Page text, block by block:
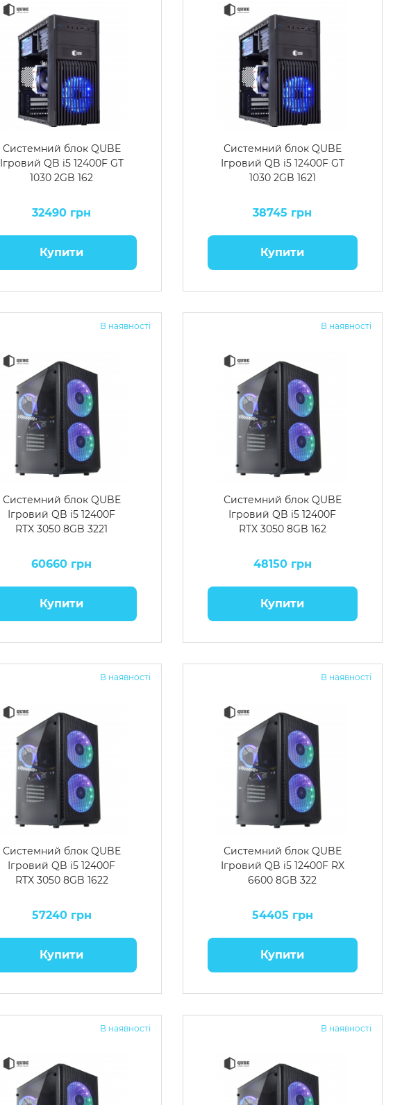
Системний блок QUBE
Ігровий QB i5 12400F GT
1030 2GB 162
32490 грн
Купити
Системний блок QUBE
Ігровий QB i5 12400F GT
1030 2GB 1621
38745 грн
Купити
В наявності
Системний блок QUBE
Ігровий QB i5 12400F
RTX 3050 8GB 3221
60660 грн
Купити
В наявності
Системний блок QUBE
Ігровий QB i5 12400F
RTX 3050 8GB 162
48150 грн
Купити
В наявності
Системний блок QUBE
Ігровий QB i5 12400F
RTX 3050 8GB 1622
57240 грн
Купити
В наявності
Системний блок QUBE
Ігровий QB i5 12400F RX
6600 8GB 322
54405 грн
Купити
В наявності В наявності